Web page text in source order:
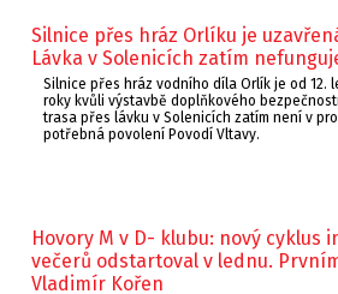
Silnice přes hráz Orlíku je
Lávka v Solenicích zatím
Silnice přes hráz vodního díla Orlík je od 12.
roky kvůli výstavbě doplňkového
trasa přes lávku v Solenicích zatím není v
potřebná povolení Povodí Vltavy.
Hovory M v D- klubu: nový cyklus
večerů odstartoval v lednu.
Vladimír Kořen